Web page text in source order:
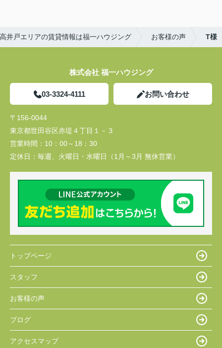
井戸エリアの賃貸情報は福一ハウジング お客様の声 T様
株式会社 福一ハウジング
03-3324-4111 お問い合わせ
〒156-0044
東京都世田谷区赤堤４丁目１－３
営業時間： 10：00～18：30
定休日： 毎週、火曜日・水曜日（1月～3月 無休営業）
トップページ
スタッフ
お客様の声
ブログ
アクセスマップ